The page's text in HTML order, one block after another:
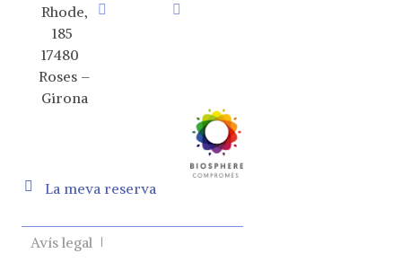
Rhode,
185
17480
Roses –
Girona
La meva reserva
Avís legal